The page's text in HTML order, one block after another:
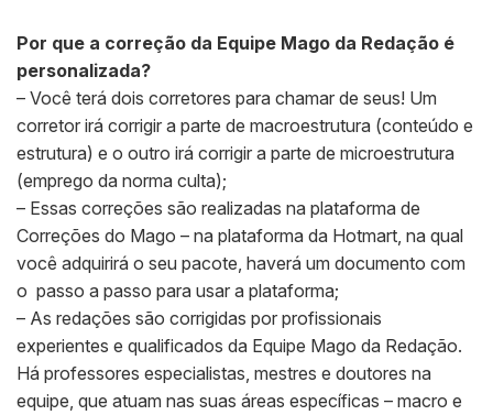
Por que a correção da Equipe Mago da Redação é
personalizada?
– Você terá dois corretores para chamar de seus! Um
corretor irá corrigir a parte de macroestrutura (conteúdo e
estrutura) e o outro irá corrigir a parte de microestrutura
(emprego da norma culta);
– Essas correções são realizadas na plataforma de
Correções do Mago – na plataforma da Hotmart, na qual
você adquirirá o seu pacote, haverá um documento com
o passo a passo para usar a plataforma;
– As redações são corrigidas por profissionais
experientes e qualificados da Equipe Mago da Redação.
Há professores especialistas, mestres e doutores na
equipe, que atuam nas suas áreas específicas – macro e